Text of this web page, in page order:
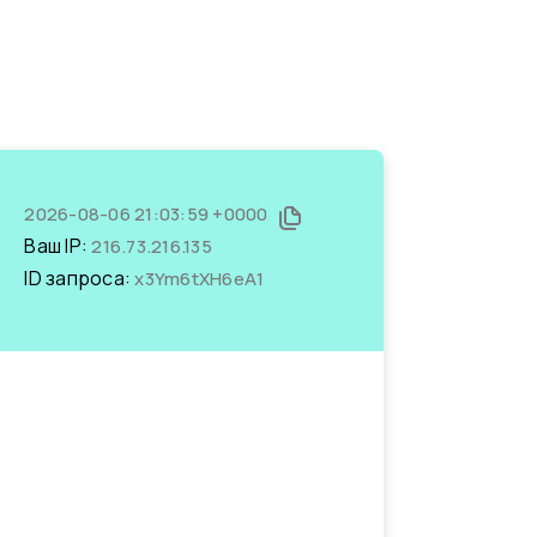
2026-08-06 21:03:59 +0000
Ваш IP:216.73.216.135
ID запроса:x3Ym6tXH6eA1